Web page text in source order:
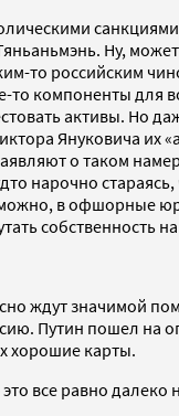
Ну,
то российским
то компоненты для
активы. Но
Януковича их
о таком
нарочно стараясь,
можно, в офшорные
собственность
ждут значимой
Путин пошел на
хорошие карты.
все равно далеко